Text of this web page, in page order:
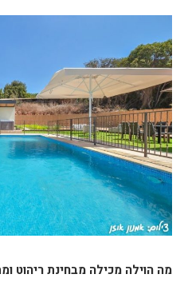
מה הוילה מכילה מבחינת ריהוט